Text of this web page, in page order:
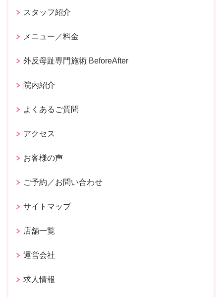
スタッフ紹介
メニュー／料金
外反母趾専門施術 BeforeAfter
院内紹介
よくあるご質問
アクセス
お客様の声
ご予約／お問い合わせ
サイトマップ
店舗一覧
運営会社
求人情報